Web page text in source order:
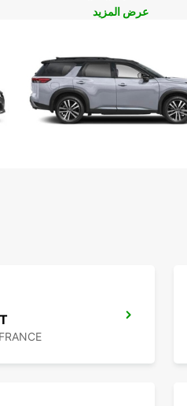
عرض المزيد